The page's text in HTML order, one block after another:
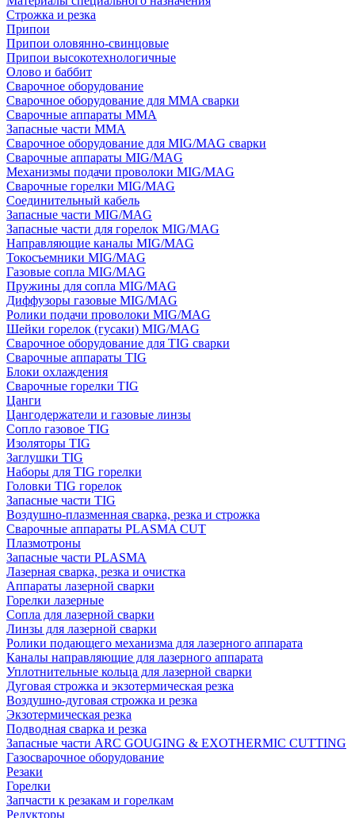
Строжка и резка
Припои
Припои оловянно-свинцовые
Припои высокотехнологичные
Олово и баббит
Сварочное оборудование
Сварочное оборудование для MMA сварки
Сварочные аппараты MMA
Запасные части MMA
Сварочное оборудование для MIG/MAG сварки
Сварочные аппараты MIG/MAG
Механизмы подачи проволоки MIG/MAG
Сварочные горелки MIG/MAG
Соединительный кабель
Запасные части MIG/MAG
Запасные части для горелок MIG/MAG
Направляющие каналы MIG/MAG
Токосъемники MIG/MAG
Газовые сопла MIG/MAG
Пружины для сопла MIG/MAG
Диффузоры газовые MIG/MAG
Ролики подачи проволоки MIG/MAG
Шейки горелок (гусаки) MIG/MAG
Сварочное оборудование для TIG сварки
Сварочные аппараты TIG
Блоки охлаждения
Сварочные горелки TIG
Цанги
Цангодержатели и газовые линзы
Сопло газовое TIG
Изоляторы TIG
Заглушки TIG
Наборы для TIG горелки
Головки TIG горелок
Запасные части TIG
Воздушно-плазменная сварка, резка и строжка
Сварочные аппараты PLASMA CUT
Плазмотроны
Запасные части PLASMA
Лазерная сварка, резка и очистка
Аппараты лазерной сварки
Горелки лазерные
Сопла для лазерной сварки
Линзы для лазерной сварки
Ролики подающего механизма для лазерного аппарата
Каналы направляющие для лазерного аппарата
Уплотнительные кольца для лазерной сварки
Дуговая строжка и экзотермическая резка
Воздушно-дуговая строжка и резка
Экзотермическая резка
Подводная сварка и резка
Запасные части ARC GOUGING & EXOTHERMIC CUTTING
Газосварочное оборудование
Резаки
Горелки
Запчасти к резакам и горелкам
Редукторы